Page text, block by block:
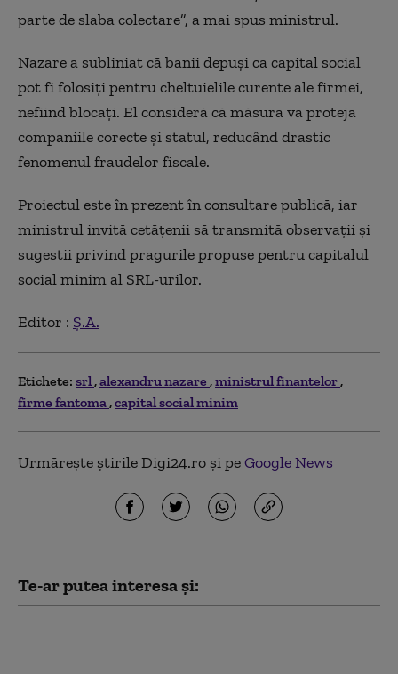
parte de slaba colectare”, a mai spus ministrul.
Nazare a subliniat că banii depuși ca capital social
pot fi folosiți pentru cheltuielile curente ale firmei,
nefiind blocați. El consideră că măsura va proteja
companiile corecte și statul, reducând drastic
fenomenul fraudelor fiscale.
Proiectul este în prezent în consultare publică, iar
ministrul invită cetățenii să transmită observații și
sugestii privind pragurile propuse pentru capitalul
social minim al SRL-urilor.
Editor : Ș.A.
Etichete: srl alexandru nazare ministrul finantelor
firme fantoma capital social minim
Urmărește știrile Digi24.ro și peGoogle News
Te-ar putea interesa și: